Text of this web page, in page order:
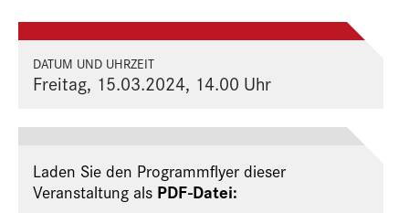
DATUM UND UHRZEIT
Freitag, 15.03.2024, 14.00 Uhr
Laden Sie den Programmflyer dieser
Veranstaltung als PDF-Datei: